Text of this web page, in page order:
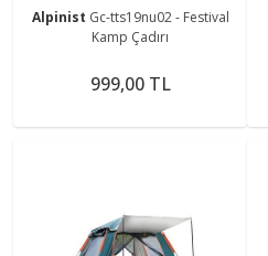
Alpinist Gc-tts19nu02 - Festival
Kamp Çadırı
999,00 TL